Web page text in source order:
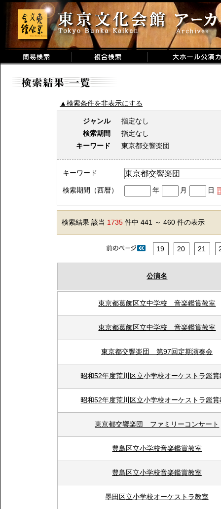
▲検索条件を非表示にする
ジャンル
指定なし
検索期間
指定なし
キーワード
東京都交響楽団
キーワード
検索期間（西暦） 年 月 日
検索結果 該当 1735 件中 441 ～ 460 件の表示
19 20 21
公演名
東京都葛飾区立中学校 音楽鑑賞教室
東京都葛飾区立中学校 音楽鑑賞教室
東京都交響楽団 第97回定期演奏会
昭和52年度荒川区立小学校オーケストラ鑑
昭和52年度荒川区立小学校オーケストラ鑑
東京都交響楽団 ファミリーコンサート
豊島区立小学校音楽鑑賞教室
豊島区立小学校音楽鑑賞教室
墨田区立小学校オーケストラ教室